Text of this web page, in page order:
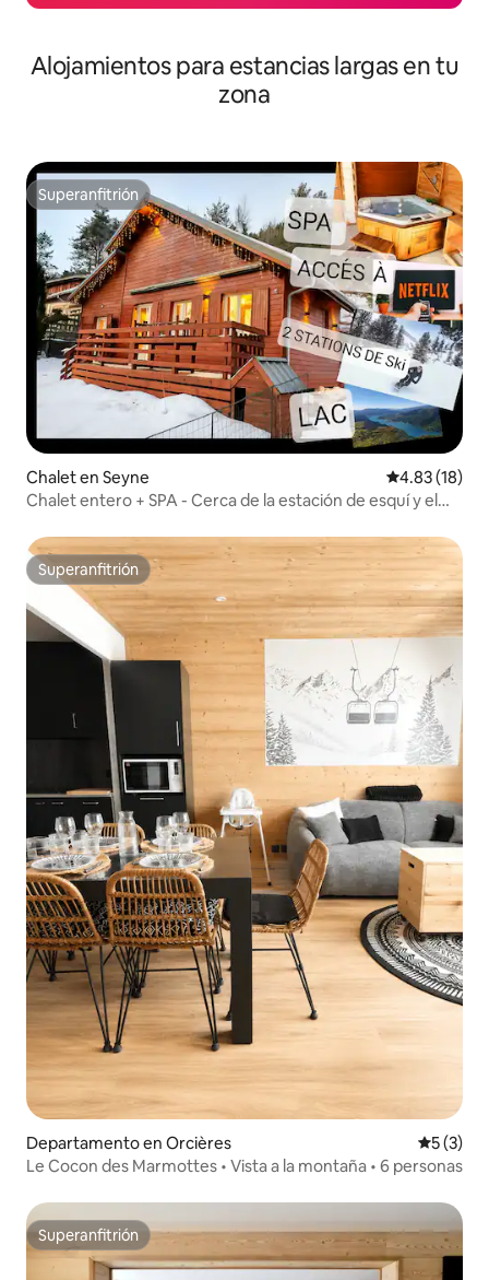
Alojamientos para estancias largas en tu
zona
Superanfitrión
Superanfitrión
Chalet en Seyne Calificación
4.83 (18)
Chalet entero + SPA - Cerca de la estación de esquí y el
Superanfitrión
Superanfitrión
Departamento en Orcières
5 (3)
Le Cocon des Marmottes • Vista a la montaña • 6 personas
Superanfitrión
Superanfitrión